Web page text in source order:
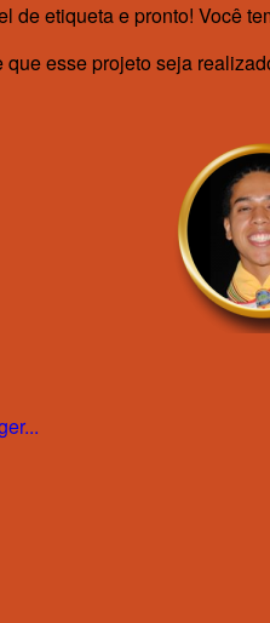
de etiqueta e pronto! Você
esse projeto seja